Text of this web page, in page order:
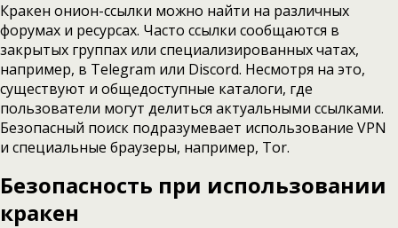
Кракен онион-ссылки можно найти на различных
форумах и ресурсах. Часто ссылки сообщаются в
закрытых группах или специализированных чатах,
например, в Telegram или Discord. Несмотря на это,
существуют и общедоступные каталоги, где
пользователи могут делиться актуальными ссылками.
Безопасный поиск подразумевает использование VPN
и специальные браузеры, например, Tor.
Безопасность при использовании
кракен